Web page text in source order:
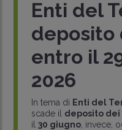
Enti del
deposito
entro il
2026
In tema di Enti del
scade il deposito dei
il 30 giugno, invece,